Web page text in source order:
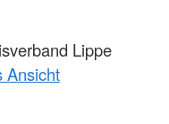
Lippe
Ansicht